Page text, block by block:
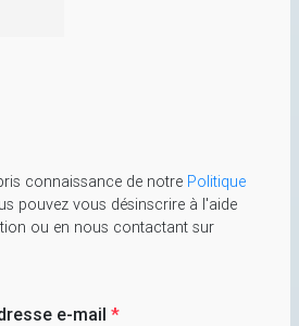
connaissance de notre Politique
pouvez vous désinscrire à l'aide
ou en nous contactant sur
e-mail *